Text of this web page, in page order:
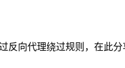
向代理绕过规则，在此分